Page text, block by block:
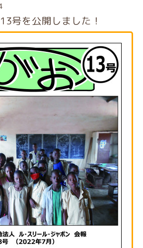
号を公開しました！